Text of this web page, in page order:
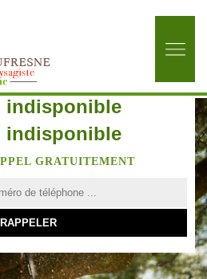
indisponible
indisponible
GRATUITEMENT